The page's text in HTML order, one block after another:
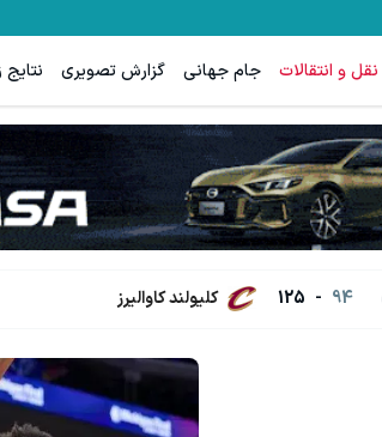
نقل و انتقالات جام جهانی گزارش تصویری نتایج
94
-
125 کلیولند کاوالیرز
یخچال ویترینی 9 فوت ایستکول (جدید)